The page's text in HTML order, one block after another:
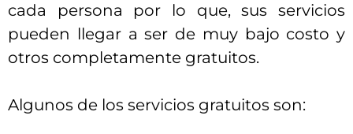
cada persona por lo que, sus servicios
pueden llegar a ser de muy bajo costo y
otros completamente gratuitos.
Algunos de los servicios gratuitos son: